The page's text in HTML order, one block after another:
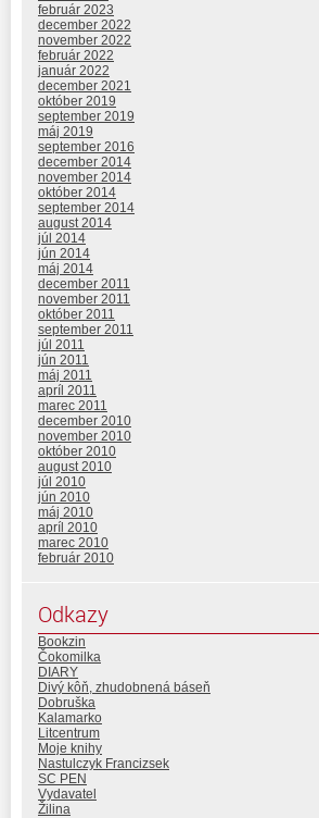
február 2023
december 2022
november 2022
február 2022
január 2022
december 2021
október 2019
september 2019
máj 2019
september 2016
december 2014
november 2014
október 2014
september 2014
august 2014
júl 2014
jún 2014
máj 2014
december 2011
november 2011
október 2011
september 2011
júl 2011
jún 2011
máj 2011
apríl 2011
marec 2011
december 2010
november 2010
október 2010
august 2010
júl 2010
jún 2010
máj 2010
apríl 2010
marec 2010
február 2010
Odkazy
Bookzin
Čokomilka
DIARY
Divý kôň, zhudobnená báseň
Dobruška
Kalamarko
Litcentrum
Moje knihy
Nastulczyk Francizsek
SC PEN
Vydavatel
Žilina